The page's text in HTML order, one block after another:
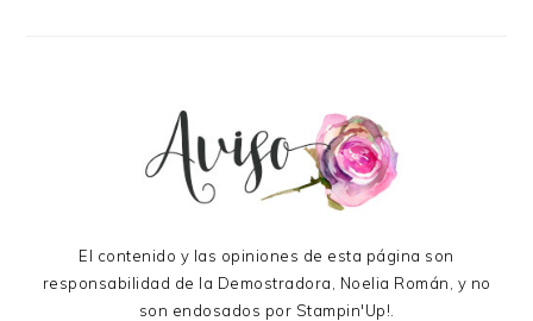
El contenido y las opiniones de esta página son
responsabilidad de la Demostradora, Noelia Román, y no
son endosados por Stampin'Up!.